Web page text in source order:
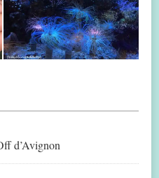
d’Avignon